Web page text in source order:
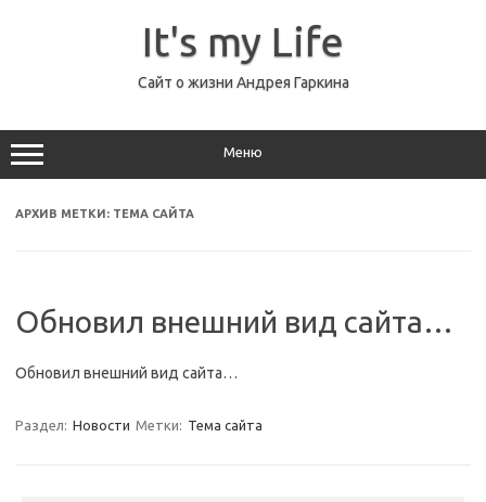
It's my Life
Сайт о жизни Андрея Гаркина
Меню
АРХИВ МЕТКИ: ТЕМА САЙТА
Обновил внешний вид сайта…
Обновил внешний вид сайта…
Раздел: Новости Метки: Тема сайта